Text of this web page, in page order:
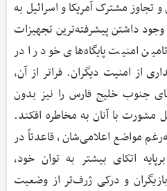
مشترک آمریکا و اسرائیل به
وجود داشتن پیشرفته‌ترین تجهیزات
امنیت پایگاه‌های خود را در
از امنیت دیگران. فراتر از آن،
جنوب خلیج فارس را نیز بدون
با آنان به مخاطره افکند.
مواضع اعلامی‌شان، قاعدتاً در
اتکای بیشتر به توان خود،
و درکی ژرف‌تر از وضعیت